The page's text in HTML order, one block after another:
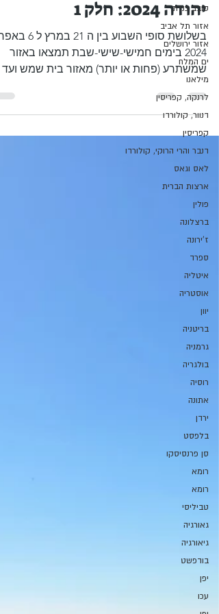
סובב כנרת
אזור תל אביב
אזור ירושלים
ים המלח
מילאנו
לרנקה, קפריסין
דנוור, קולורדו
קפריסין
דנבר והרי הרוקי, קולורדו
לאס וגאס
ארצות הברית
פולין
ברצלונה
ז'ירונה
ספרד
איטליה
אוסטריה
יוון
בריטניה
גרמניה
בולגריה
רוסיה
אתונה
ירדן
בלפסט
סן פרנסיסקו
רומא
רומא
טביליסי
גאורגיה
גיאורגיה
בודפשט
יפן
עכו
יהודה 2024: חלק 1
בשלושת סופי השבוע בין ה 21
2024 בימים חמישי-שישי-שבת תמצאו באזור
הרי ירושלים ה מ...